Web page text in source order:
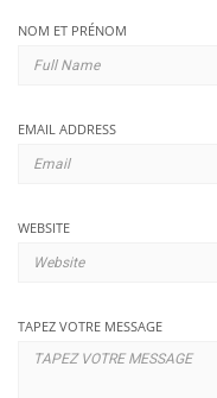
NOM ET PRÉNOM
EMAIL ADDRESS
WEBSITE
TAPEZ VOTRE MESSAGE